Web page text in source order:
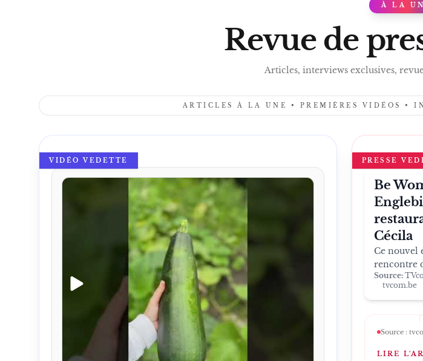
À LA
Revue de
Articles, interviews exclusives,
ARTICLES À LA UNE • PREMIÈRES VIDÉOS •
VIDÉO VEDETTE PRESSE
Be
Cécila
Ce nouvel
rencontre
Source:
tvcom.be
Source :
LIRE